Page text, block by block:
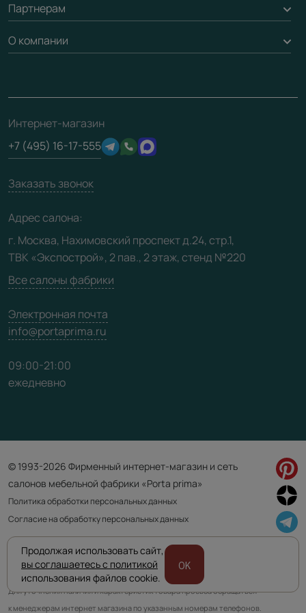
Рейки, баффели, стеллажи
Погонаж
Гарантия
Вопрос-ответ
Отзывы клиентов
Техническая информация
Юридическая информация
Вызов замерщика
Доставка
Партнерам
Дизайнерам / архитекторам
Скачать материалы
3D-модели
О компании
О фабрике
Сертификаты
Производство
Вакансии
Видео
Карта сайта
Интернет-магазин
+7 (495) 16-17-555
Заказать звонок
Адрес салона:
г. Москва, Нахимовский проспект д.24, стр.1,
ТВК «Экспострой», 2 пав., 2 этаж, стенд №220
Все салоны фабрики
Электронная почта
info@portaprima.ru
09:00-21:00
ежедневно
© 1993-2026 Фирменный интернет-магазин и сеть
салонов мебельной фабрики «Porta prima»
Политика обработки персональных данных
Согласие на обработку персональных данных
Приведенная на сайте информация не является публичной офертой
и носит информационно ознакомительный характер.
Для уточнения наличия и характеристик товара просьба обращаться
к менеджерам интернет магазина по указанным номерам телефонов.
Продолжая использовать сайт,
вы соглашаетесь с политикой
использования файлов cookie.
OK